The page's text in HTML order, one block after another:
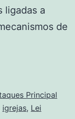
ligadas a
de
Principal
igrejas, Lei